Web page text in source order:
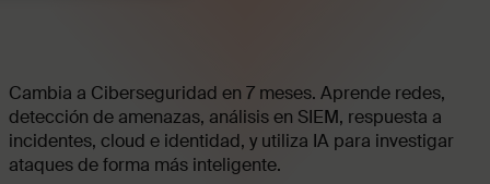
Cambia a Ciberseguridad en 7 meses. Aprende redes,
detección de amenazas, análisis en SIEM, respuesta a
incidentes, cloud e identidad, y utiliza IA para investigar
ataques de forma más inteligente.